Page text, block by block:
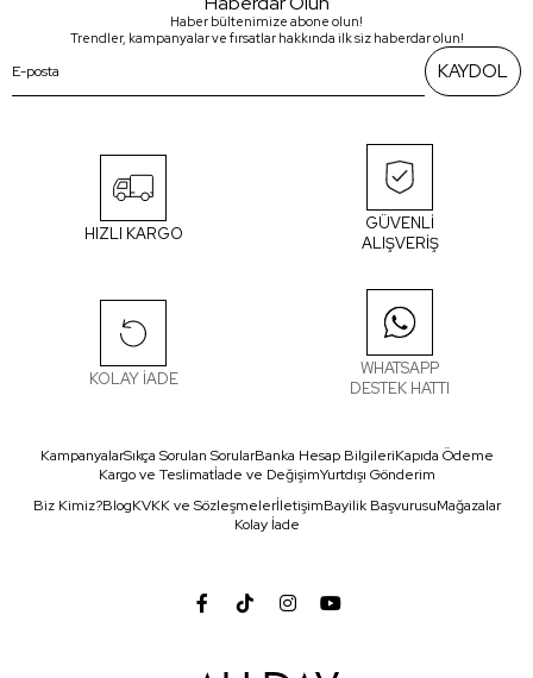
Haber bültenimize abone olun!
Trendler, kampanyalar ve fırsatlar hakkında ilk siz haberdar olun!
KAYDOL
HIZLI KARGO
GÜVENLİ
ALIŞVERİŞ
KOLAY İADE
WHATSAPP
DESTEK HATTI
KampanyalarSıkça Sorulan SorularBanka Hesap BilgileriKapıda Ödeme
Kargo ve Teslimatİade ve DeğişimYurtdışı Gönderim
Biz Kimiz?BlogKVKK ve SözleşmelerİletişimBayilik BaşvurusuMağazalar
Kolay İade